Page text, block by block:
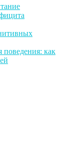
поведения: как